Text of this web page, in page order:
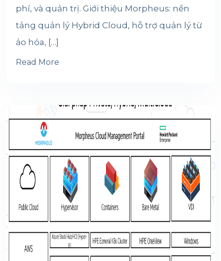
phí, và quản trị. Giới thiệu Morpheus: nền
tảng quản lý Hybrid Cloud, hỗ trợ quản lý từ
ảo hóa, […]
Read More